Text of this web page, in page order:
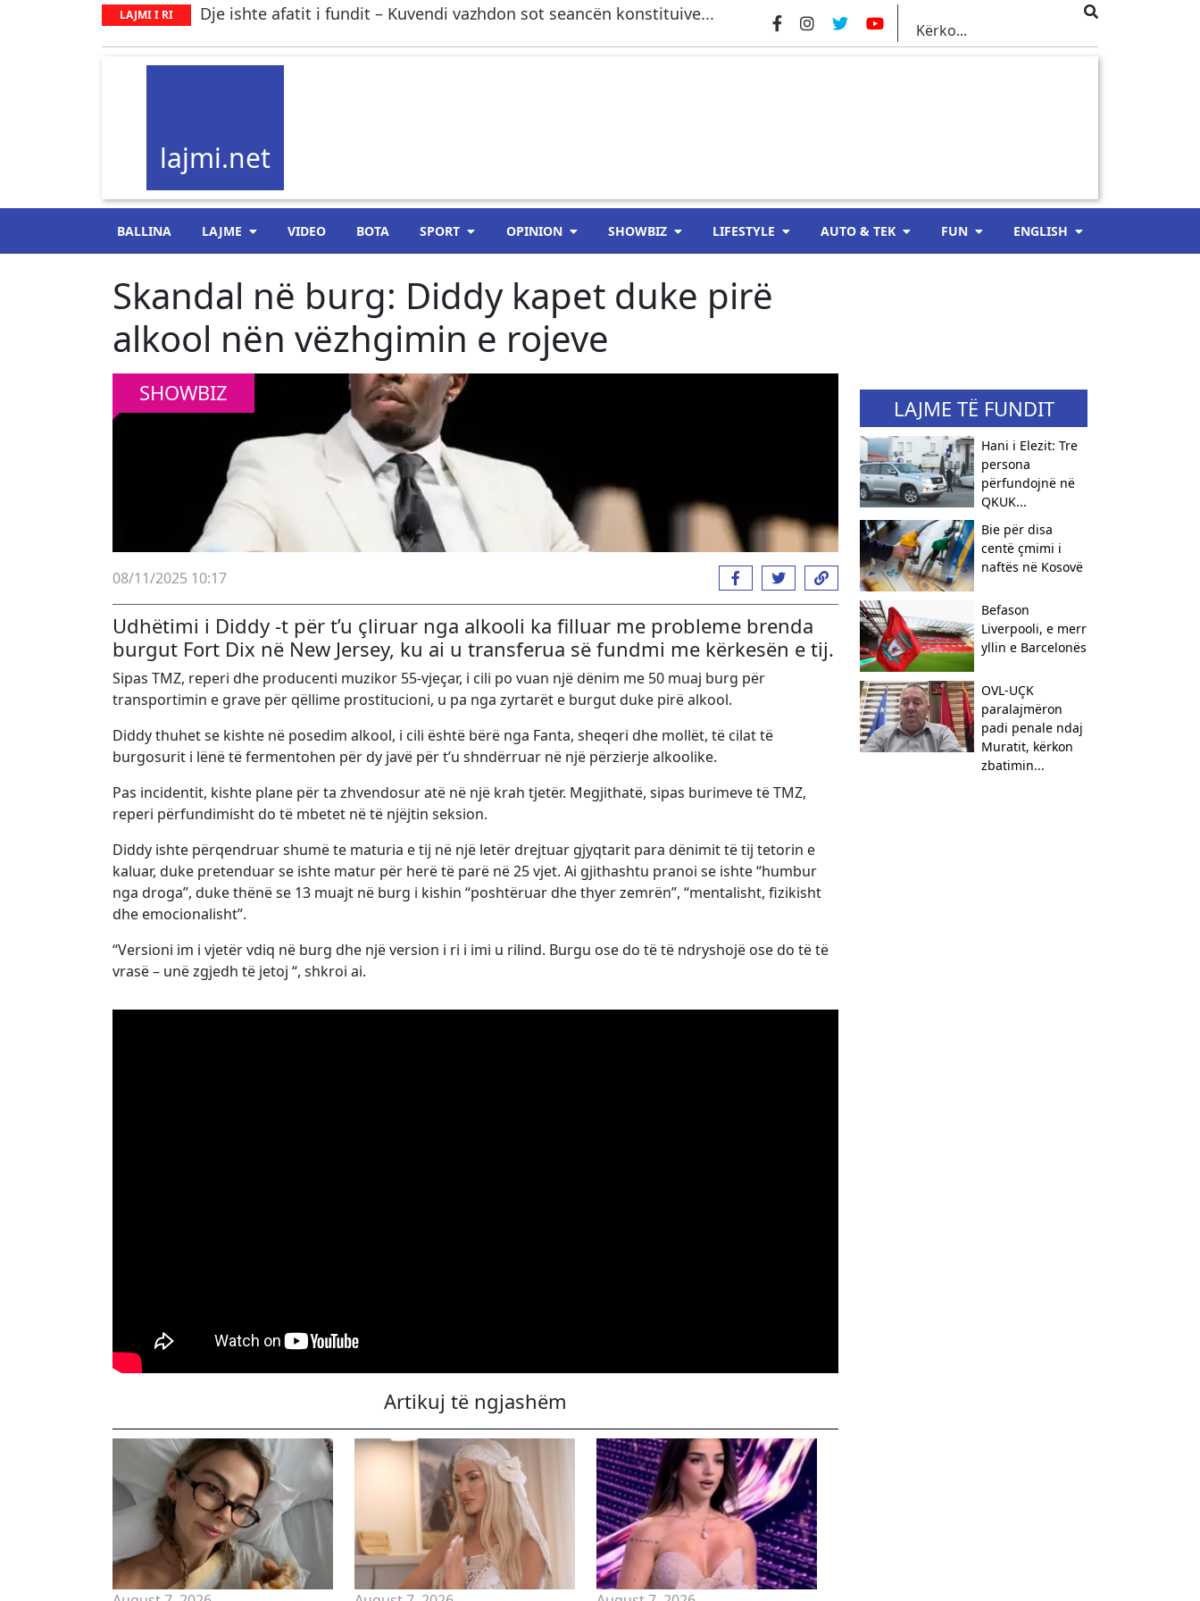
LAJMI I RI Dje ishte afatit i fundit – Kuvendi vazhdon sot seancën konstituive...
lajmi.net
BALLINA LAJME VIDEO BOTA SPORT OPINION SHOWBIZ LIFESTYLE AUTO & TEK FUN ENGLISH
Skandal në burg: Diddy kapet duke pirë
alkool nën vëzhgimin e rojeve
SHOWBIZ
08/11/2025 10:17
Udhëtimi i Diddy -t për t’u çliruar nga alkooli ka filluar me probleme brenda
burgut Fort Dix në New Jersey, ku ai u transferua së fundmi me kërkesën e tij.
Sipas TMZ, reperi dhe producenti muzikor 55-vjeçar, i cili po vuan një dënim me 50 muaj burg për
transportimin e grave për qëllime prostitucioni, u pa nga zyrtarët e burgut duke pirë alkool.
Diddy thuhet se kishte në posedim alkool, i cili është bërë nga Fanta, sheqeri dhe mollët, të cilat të
burgosurit i lënë të fermentohen për dy javë për t’u shndërruar në një përzierje alkoolike.
Pas incidentit, kishte plane për ta zhvendosur atë në një krah tjetër. Megjithatë, sipas burimeve të TMZ,
reperi përfundimisht do të mbetet në të njëjtin seksion.
Diddy ishte përqendruar shumë te maturia e tij në një letër drejtuar gjyqtarit para dënimit të tij tetorin e
kaluar, duke pretenduar se ishte matur për herë të parë në 25 vjet. Ai gjithashtu pranoi se ishte “humbur
nga droga”, duke thënë se 13 muajt në burg i kishin “poshtëruar dhe thyer zemrën”, “mentalisht, fizikisht
dhe emocionalisht”.
“Versioni im i vjetër vdiq në burg dhe një version i ri i imi u rilind. Burgu ose do të të ndryshojë ose do të të
vrasë – unë zgjedh të jetoj “, shkroi ai.
Artikuj të ngjashëm
LAJME TË FUNDIT
Hani i Elezit: Tre
persona
përfundojnë në
QKUK...
Bie për disa
centë çmimi i
naftës në Kosovë
Befason
Liverpooli, e merr
yllin e Barcelonës
OVL-UÇK
paralajmëron
padi penale ndaj
Muratit, kërkon
zbatimin...